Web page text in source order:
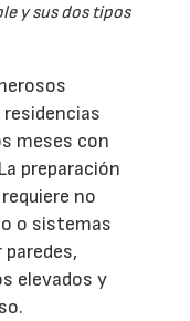
y sus dos tipos
meses con
preparación
no
o sistemas
elevados y